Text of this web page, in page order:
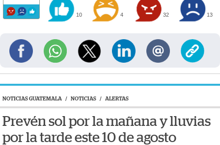
10 4 32 13
NOTICIAS GUATEMALA / NOTICIAS / ALERTAS
Prevén sol por la mañana y lluvias
por la tarde este 10 de agosto